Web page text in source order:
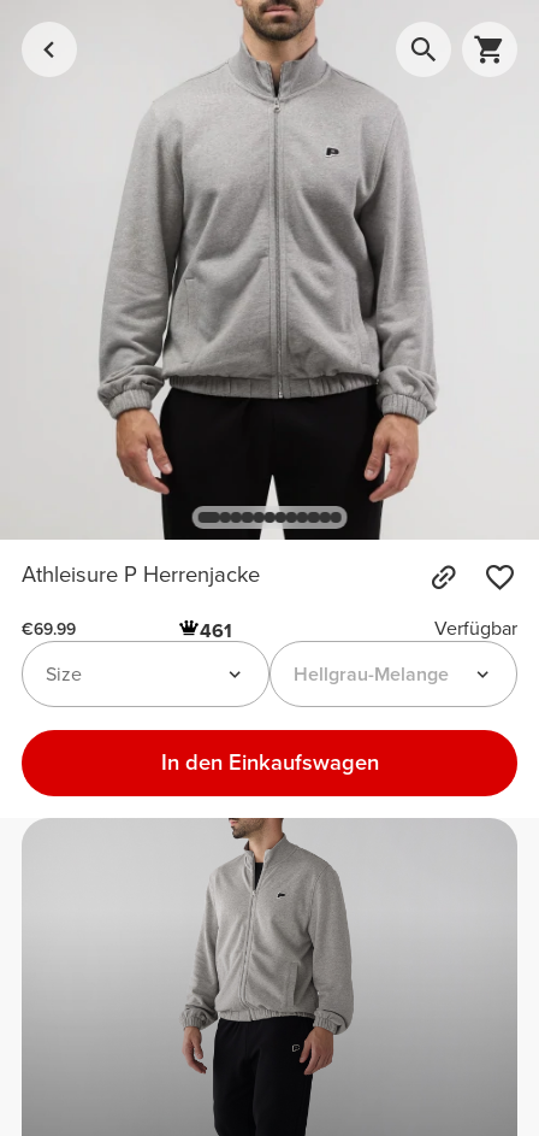
Athleisure P Herrenjacke
€69.99 461
Verfügbar
Hellgrau-Melange
Size
In den Einkaufswagen